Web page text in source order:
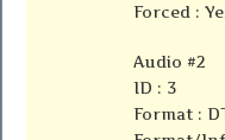
Forced :
Audio #2
ID : 3
Format :